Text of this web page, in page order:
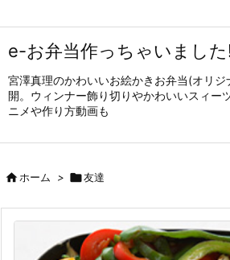
e-お弁当作っちゃいまし
宮澤真理のかわいいお絵かきお弁当(オリ
開。ウィンナー飾り切りやかわいいスィー
ニメや作り方動画も
ホーム > 友達